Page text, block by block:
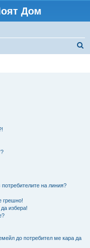
Дом
на линия?
грешно!
избера!
до потребител ме кара да